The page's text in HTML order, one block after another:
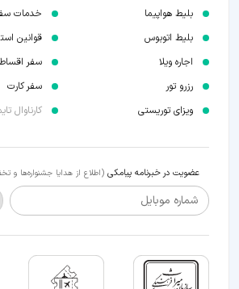
بلیط هواپیما
بلیط اتوبوس
اجاره ویلا
رزرو تور
ویزای توریستی
خدمات
قوانین
سفر
سفر کارت
کارناوال
عضویت در خبرنامه پیامکی (اطلاع از هدایا جشنواره‌ها و
شماره موبایل